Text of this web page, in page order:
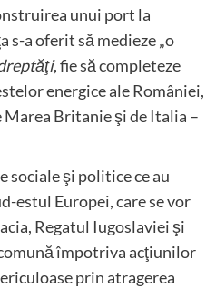
unui port la
s-a oferit să medieze „o
, fie să completeze
energice ale României,
Britanie şi de Italia –
sociale şi politice ce au
estul Europei, care se vor
Regatul Iugoslaviei şi
împotriva acţiunilor
prin atragerea